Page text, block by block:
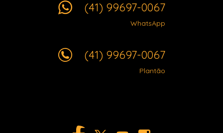
(41) 99697-0067
WhatsApp
(41) 99697-0067
Plantão